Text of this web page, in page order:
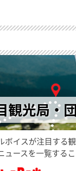
観光局・
ボイスが注目する
ュースを一覧するこ